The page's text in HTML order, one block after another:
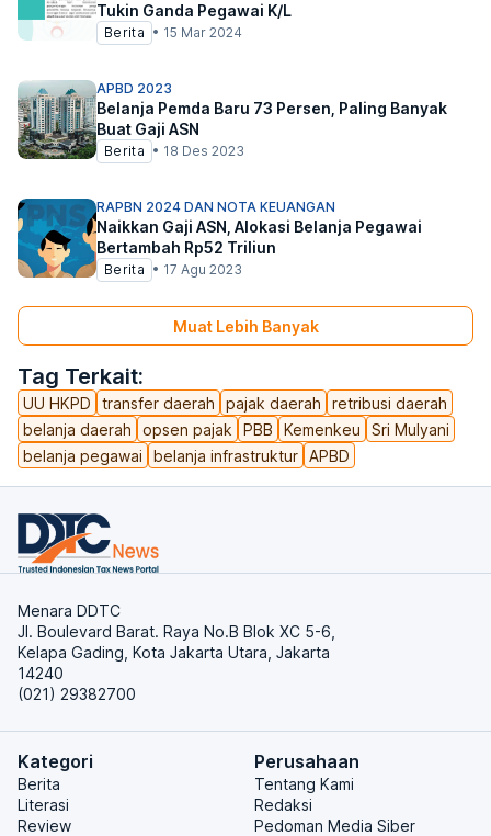
Tag Terkait:
UU HKPD transfer daerah pajak daerah
retribusi daerah
belanja daerah
opsen pajak PBB Kemenkeu
Sri Mulyani
belanja pegawai
belanja infrastruktur APBD
Tukin Ganda Pegawai K/L
Berita • 15 Mar 2024
APBD 2023
Belanja Pemda Baru 73 Persen, Paling Banyak
Buat Gaji ASN
Berita • 18 Des 2023
RAPBN 2024 DAN NOTA KEUANGAN
Naikkan Gaji ASN, Alokasi Belanja Pegawai
Bertambah Rp52 Triliun
Berita • 17 Agu 2023
Muat Lebih Banyak
Menara DDTC
Jl. Boulevard Barat. Raya No.B Blok XC 5-6,
Kelapa Gading, Kota Jakarta Utara, Jakarta
14240
(021) 29382700
Kategori
Berita
Literasi
Review
Perusahaan
Tentang Kami
Redaksi
Pedoman Media Siber